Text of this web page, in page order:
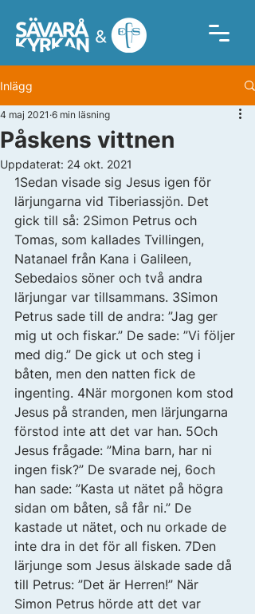
Inlägg
Påskens vittnen
4 maj 2021 6 min läsning
Uppdaterat: 24 okt. 2021
1Sedan visade sig Jesus igen för
lärjungarna vid Tiberiassjön. Det
gick till så: 2Simon Petrus och
Tomas, som kallades Tvillingen,
Natanael från Kana i Galileen,
Sebedaios söner och två andra
lärjungar var tillsammans. 3Simon
Petrus sade till de andra: ”Jag ger
mig ut och fiskar.” De sade: ”Vi följer
med dig.” De gick ut och steg i
båten, men den natten fick de
ingenting. 4När morgonen kom stod
Jesus på stranden, men lärjungarna
förstod inte att det var han. 5Och
Jesus frågade: ”Mina barn, har ni
ingen fisk?” De svarade nej, 6och
han sade: ”Kasta ut nätet på högra
sidan om båten, så får ni.” De
kastade ut nätet, och nu orkade de
inte dra in det för all fisken. 7Den
lärjunge som Jesus älskade sade då
till Petrus: ”Det är Herren!” När
Simon Petrus hörde att det var